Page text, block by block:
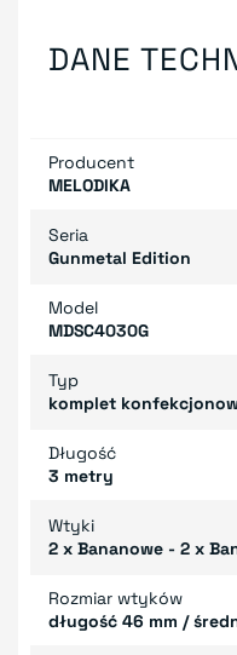
DANE
Producent
MELODIKA
Seria
Gunmetal Edition
Model
MDSC4030G
Typ
komplet
Długość
3 metry
Wtyki
2 x Bananowe - 2 x
Rozmiar wtyków
długość 46 mm /